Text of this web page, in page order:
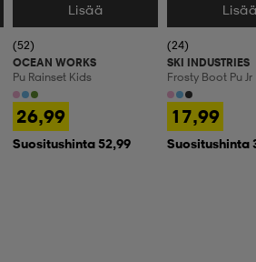
Valitse Koko
Lisää
(52)
OCEAN WORKS
Pu Rainset Kids
26,99
Suositushinta 52,99
Valitse Koko
(24)
SKI INDUSTRIES
Frosty Boot Pu Jr
17,99
Suositushinta